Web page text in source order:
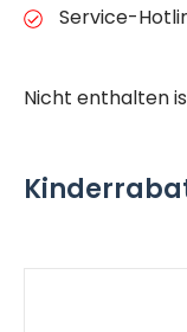
Service-
Nicht enthalten